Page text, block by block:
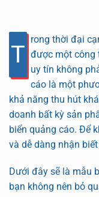
T
rong thời đại
được một công
uy tín không
cáo là một
khả năng thu hút
doanh bất kỳ sản
biển quảng cáo. Để
và dễ dàng nhận
Dưới đây sẽ là mẫu
bạn không nên bỏ